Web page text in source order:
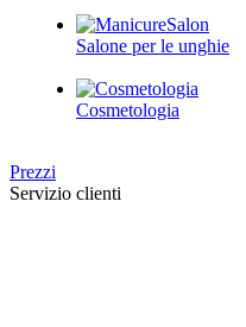
Salone per le unghie
Cosmetologia
Prezzi
Servizio clienti